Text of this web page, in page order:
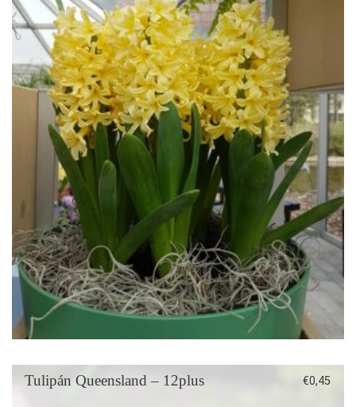
Tulipán Queensland – 12plus €0,45